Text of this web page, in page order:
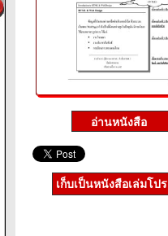
เก็บเป็นหนังสือเล่มโป